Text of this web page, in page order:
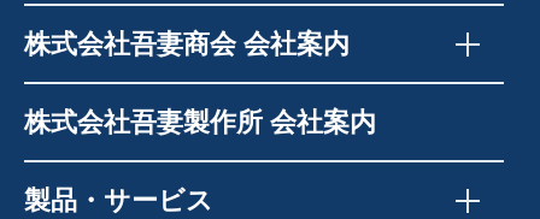
株式会社吾妻商会 会社案内
株式会社吾妻製作所 会社案内
製品・サービス